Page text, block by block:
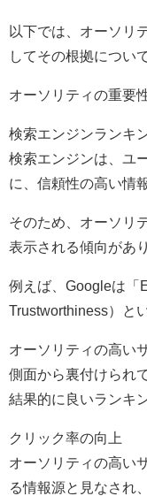
以下では、オーソリ
してその根拠につい
オーソリティの重要
検索エンジンランキ
検索エンジンは、ユ
に、信頼性の高い情
そのため、オーソリ
表示される傾向があ
例えば、Googleは「
Trustworthiness）と
オーソリティの高い
側面から裏付けられ
結果的に良いランキ
クリック率の向上
オーソリティの高い
る情報源と見なされ